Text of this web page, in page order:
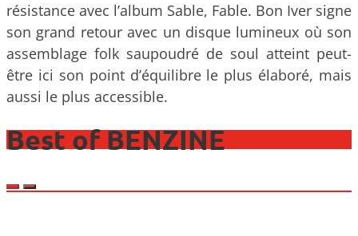
résistance avec l’album Sable, Fable. Bon Iver signe
son grand retour avec un disque lumineux où son
assemblage folk saupoudré de soul atteint peut-
être ici son point d’équilibre le plus élaboré, mais
aussi le plus accessible.
Best of BENZINE